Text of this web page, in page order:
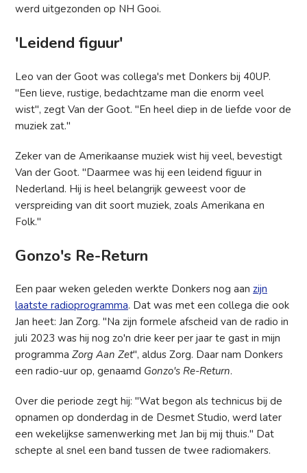
werd uitgezonden op NH Gooi.
'Leidend figuur'
Leo van der Goot was collega's met Donkers bij 40UP.
"Een lieve, rustige, bedachtzame man die enorm veel
wist", zegt Van der Goot. "En heel diep in de liefde voor de
muziek zat."
Zeker van de Amerikaanse muziek wist hij veel, bevestigt
Van der Goot. "Daarmee was hij een leidend figuur in
Nederland. Hij is heel belangrijk geweest voor de
verspreiding van dit soort muziek, zoals Amerikana en
Folk."
Gonzo's Re-Return
Een paar weken geleden werkte Donkers nog aan zijn
laatste radioprogramma. Dat was met een collega die ook
Jan heet: Jan Zorg. "Na zijn formele afscheid van de radio in
juli 2023 was hij nog zo'n drie keer per jaar te gast in mijn
programma Zorg Aan Zet", aldus Zorg. Daar nam Donkers
een radio-uur op, genaamd Gonzo's Re-Return.
Over die periode zegt hij: "Wat begon als technicus bij de
opnamen op donderdag in de Desmet Studio, werd later
een wekelijkse samenwerking met Jan bij mij thuis." Dat
schepte al snel een band tussen de twee radiomakers.